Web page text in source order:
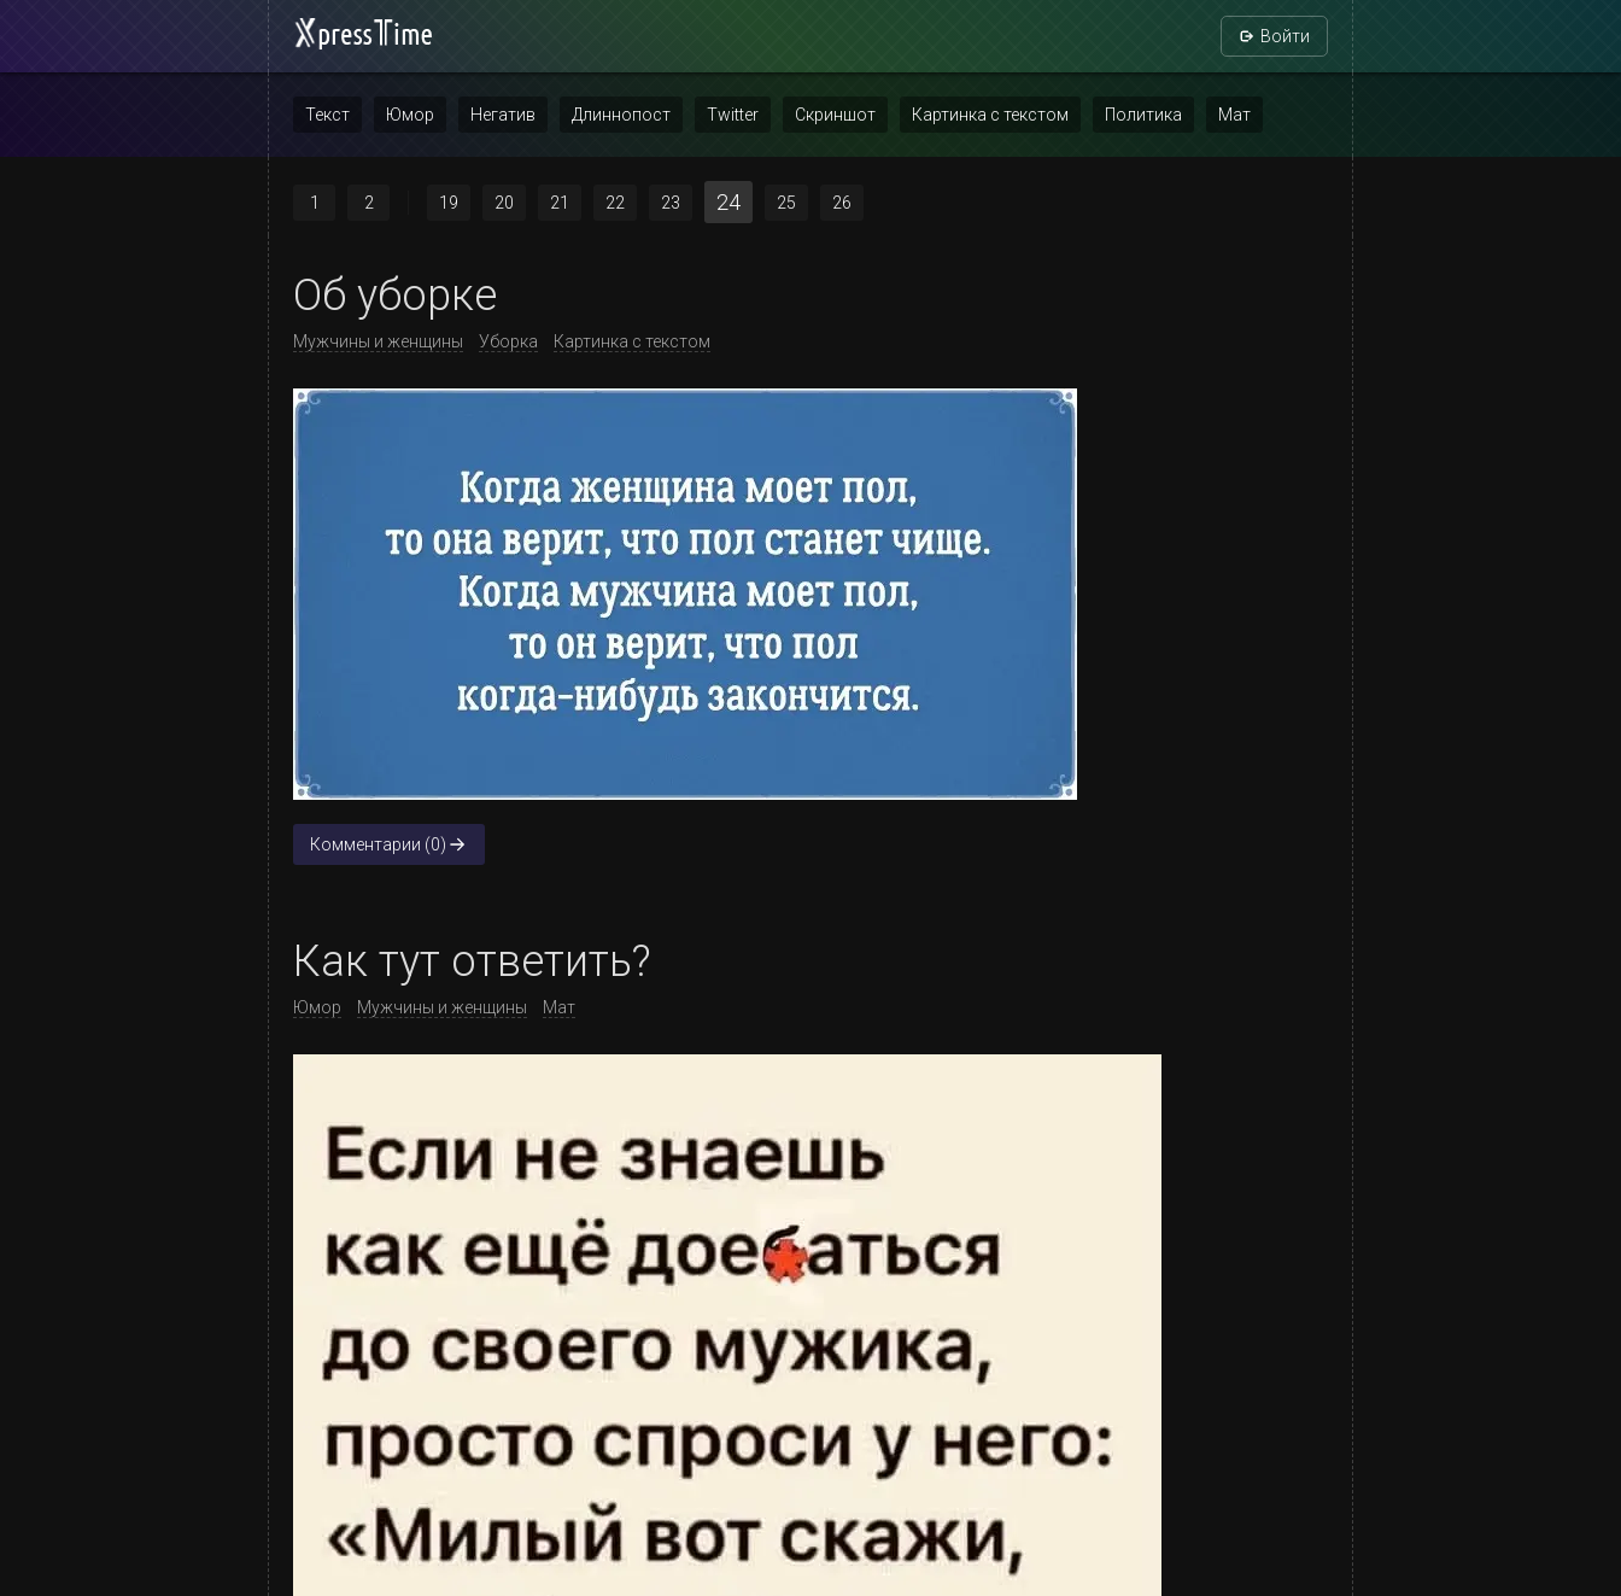
Войти
Текст Юмор Негатив Длиннопост Twitter Скриншот Картинка с текстом Политика Мат
1
2 19 20 21 22 23 24 25 26
Об уборке
Мужчины и женщины Уборка Картинка с текстом
Комментарии (0)
Как тут ответить?
Юмор Мужчины и женщины Мат